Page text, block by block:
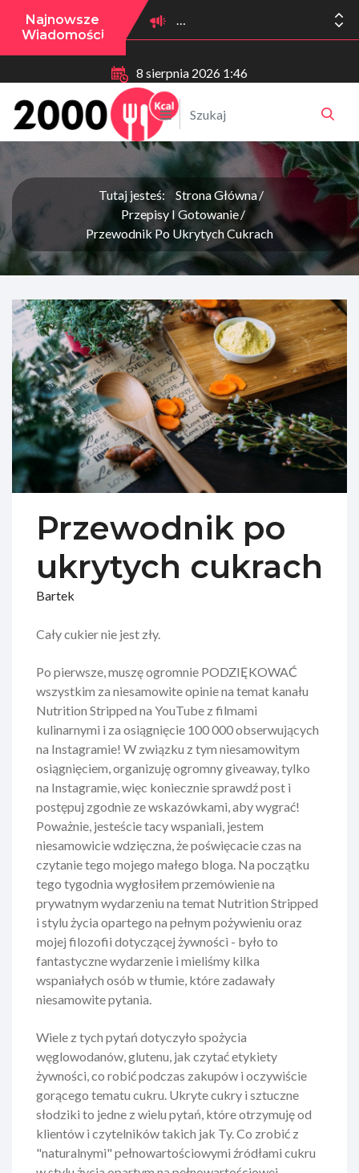
Najnowsze
Wiadomości
8 sierpnia 2026 1:46
Tutaj jesteś:
Strona Główna
Przepisy I Gotowanie
Przewodnik Po Ukrytych Cukrach
Przewodnik po
ukrytych cukrach
Bartek
Cały cukier nie jest zły.
Po pierwsze, muszę ogromnie PODZIĘKOWAĆ
wszystkim za niesamowite opinie na temat kanału
Nutrition Stripped na YouTube z filmami
kulinarnymi i za osiągnięcie 100 000 obserwujących
na Instagramie! W związku z tym niesamowitym
osiągnięciem, organizuję ogromny giveaway, tylko
na Instagramie, więc koniecznie sprawdź post i
postępuj zgodnie ze wskazówkami, aby wygrać!
Poważnie, jesteście tacy wspaniali, jestem
niesamowicie wdzięczna, że poświęcacie czas na
czytanie tego mojego małego bloga. Na początku
tego tygodnia wygłosiłem przemówienie na
prywatnym wydarzeniu na temat Nutrition Stripped
i stylu życia opartego na pełnym pożywieniu oraz
mojej filozofii dotyczącej żywności - było to
fantastyczne wydarzenie i mieliśmy kilka
wspaniałych osób w tłumie, które zadawały
niesamowite pytania.
Wiele z tych pytań dotyczyło spożycia
węglowodanów, glutenu, jak czytać etykiety
żywności, co robić podczas zakupów i oczywiście
gorącego tematu cukru. Ukryte cukry i sztuczne
słodziki to jedne z wielu pytań, które otrzymuję od
klientów i czytelników takich jak Ty. Co zrobić z
"naturalnymi" pełnowartościowymi źródłami cukru